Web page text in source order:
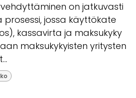
on jatkuvasti
jossa käyttökate
kassavirta ja maksukyky
maksukykyisten yritysten